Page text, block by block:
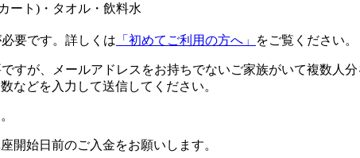
ート)・タオル・飲料水
要です。詳しくは 「初めてご利用の方へ」 をご覧ください。
すが、メールアドレスをお持ちでないご家族がいて複数人
などを入力して送信してください。
開始日前のご入金をお願いします。